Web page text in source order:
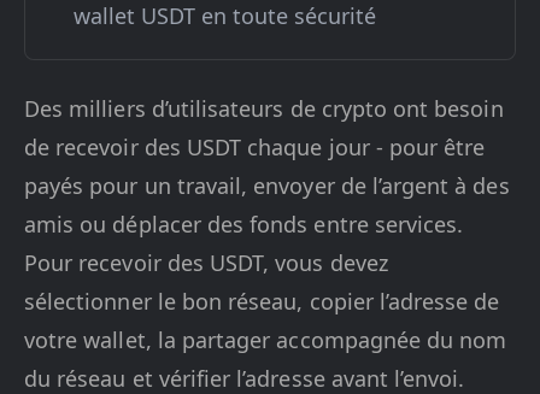
wallet USDT en toute sécurité
Des milliers d’utilisateurs de crypto ont besoin
de recevoir des USDT chaque jour - pour être
payés pour un travail, envoyer de l’argent à des
amis ou déplacer des fonds entre services.
Pour recevoir des USDT, vous devez
sélectionner le bon réseau, copier l’adresse de
votre wallet, la partager accompagnée du nom
du réseau et vérifier l’adresse avant l’envoi.